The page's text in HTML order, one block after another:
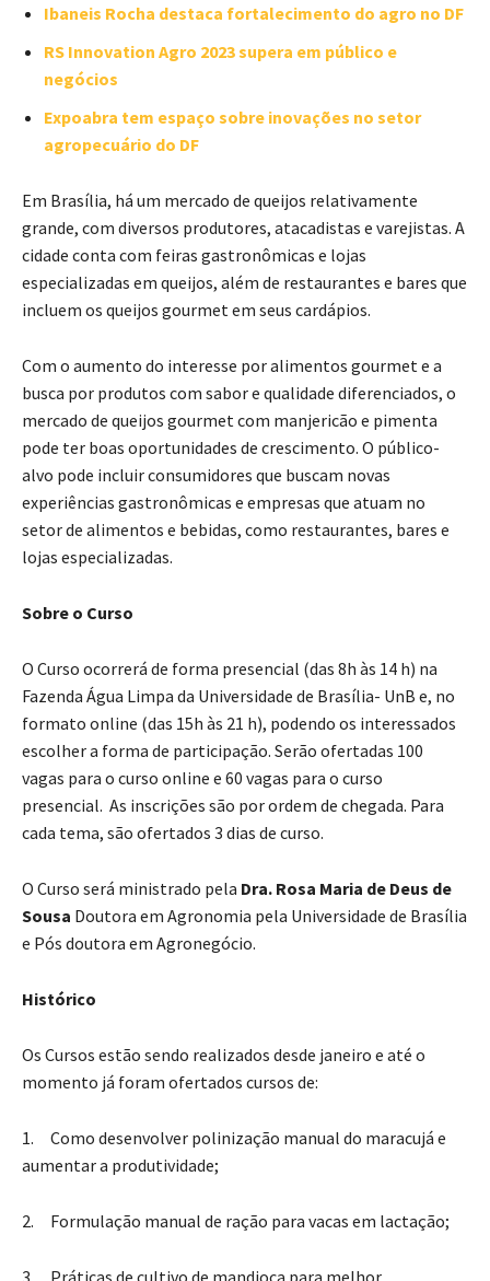
Ibaneis Rocha destaca fortalecimento do agro no DF
RS Innovation Agro 2023 supera em público e
negócios
Expoabra tem espaço sobre inovações no setor
agropecuário do DF
Em Brasília, há um mercado de queijos relativamente
grande, com diversos produtores, atacadistas e varejistas. A
cidade conta com feiras gastronômicas e lojas
especializadas em queijos, além de restaurantes e bares que
incluem os queijos gourmet em seus cardápios.
Com o aumento do interesse por alimentos gourmet e a
busca por produtos com sabor e qualidade diferenciados, o
mercado de queijos gourmet com manjericão e pimenta
pode ter boas oportunidades de crescimento. O público-
alvo pode incluir consumidores que buscam novas
experiências gastronômicas e empresas que atuam no
setor de alimentos e bebidas, como restaurantes, bares e
lojas especializadas.
Sobre o Curso
O Curso ocorrerá de forma presencial (das 8h às 14 h) na
Fazenda Água Limpa da Universidade de Brasília- UnB e, no
formato online (das 15h às 21 h), podendo os interessados
escolher a forma de participação. Serão ofertadas 100
vagas para o curso online e 60 vagas para o curso
presencial. As inscrições são por ordem de chegada. Para
cada tema, são ofertados 3 dias de curso.
O Curso será ministrado pela Dra. Rosa Maria de Deus de
Sousa Doutora em Agronomia pela Universidade de Brasília
e Pós doutora em Agronegócio.
Histórico
Os Cursos estão sendo realizados desde janeiro e até o
momento já foram ofertados cursos de:
1. Como desenvolver polinização manual do maracujá e
aumentar a produtividade;
2. Formulação manual de ração para vacas em lactação;
3. Práticas de cultivo de mandioca para melhor